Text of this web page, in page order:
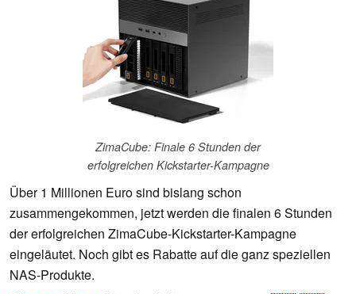
ZimaCube: Finale 6 Stunden der
erfolgreichen Kickstarter-Kampagne
Über 1 Millionen Euro sind bislang schon
zusammengekommen, jetzt werden die finalen 6 Stunden
der erfolgreichen ZimaCube-Kickstarter-Kampagne
eingeläutet. Noch gibt es Rabatte auf die ganz speziellen
NAS-Produkte.